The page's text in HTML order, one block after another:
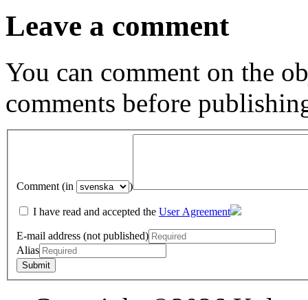
Leave a comment
You can comment on the
comments before
Comment (in )
I have read and accepted the User Agreement
E-mail address (not published)
Alias